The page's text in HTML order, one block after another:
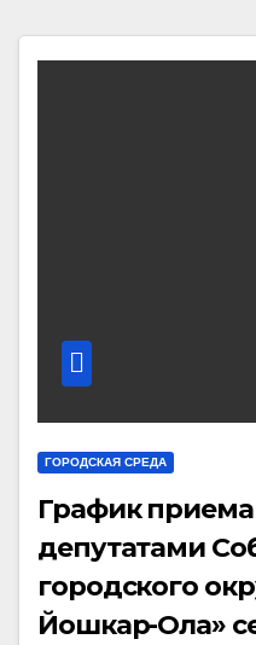
ГОРОДСКАЯ СРЕДА
График
депутатами
городского
Йошкар-Ола»